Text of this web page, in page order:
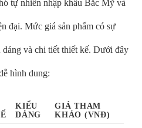
tự nhiên nhập khẩu Bắc Mỹ và
đại. Mức giá sản phẩm có sự
và chi tiết thiết kế. Dưới đây
hình dung:
KIỂU
DÁNG
GIÁ THAM
KHẢO (VNĐ)